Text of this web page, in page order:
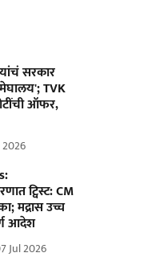
सरकार
मेघालय'; TVK
ऑफर,
2026
ट्विस्ट: CM
मद्रास उच्च
आदेश
Jul 2026